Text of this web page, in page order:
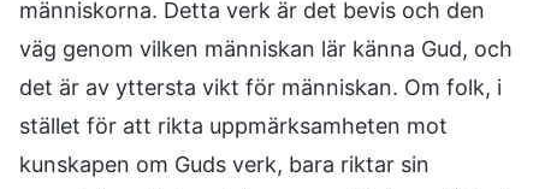
människorna. Detta verk är det bevis och den
väg genom vilken människan lär känna Gud, och
det är av yttersta vikt för människan. Om folk, i
stället för att rikta uppmärksamheten mot
kunskapen om Guds verk, bara riktar sin